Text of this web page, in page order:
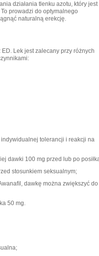
działania tlenku azotu, który jest
prowadzi do optymalnego
naturalną erekcję.
Lek jest zalecany przy różnych
tolerancji i reakcji na
dawki 100 mg przed lub po
stosunkiem seksualnym;
dawkę można zwiększyć
50 mg.